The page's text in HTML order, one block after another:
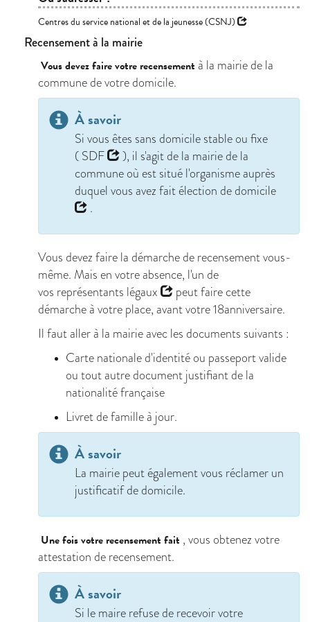
Centres du service national et de la jeunesse (CSNJ)
Recensement à la mairie
Vous devez faire votre recensement à la mairie de la
commune de votre domicile.
À savoir
Si vous êtes sans domicile stable ou fixe
( SDF
), il s'agit de la mairie de la
commune où est situé l'organisme auprès
duquel vous avez faitélection de domicile
.
Vous devez faire la démarche de recensement vous-
même. Mais en votre absence, l'un de
vos représentants légaux
peut faire cette
démarche à votre place, avant votre 18anniversaire.
Il faut aller à la mairie avec les documents suivants :
Carte nationale d'identité ou passeport valide
ou tout autre document justifiant de la
nationalité française
Livret de famille à jour.
À savoir
La mairie peut également vous réclamer un
justificatif de domicile.
Une fois votre recensement fait , vous obtenez votre
attestation de recensement.
À savoir
Si le maire refuse de recevoir votre